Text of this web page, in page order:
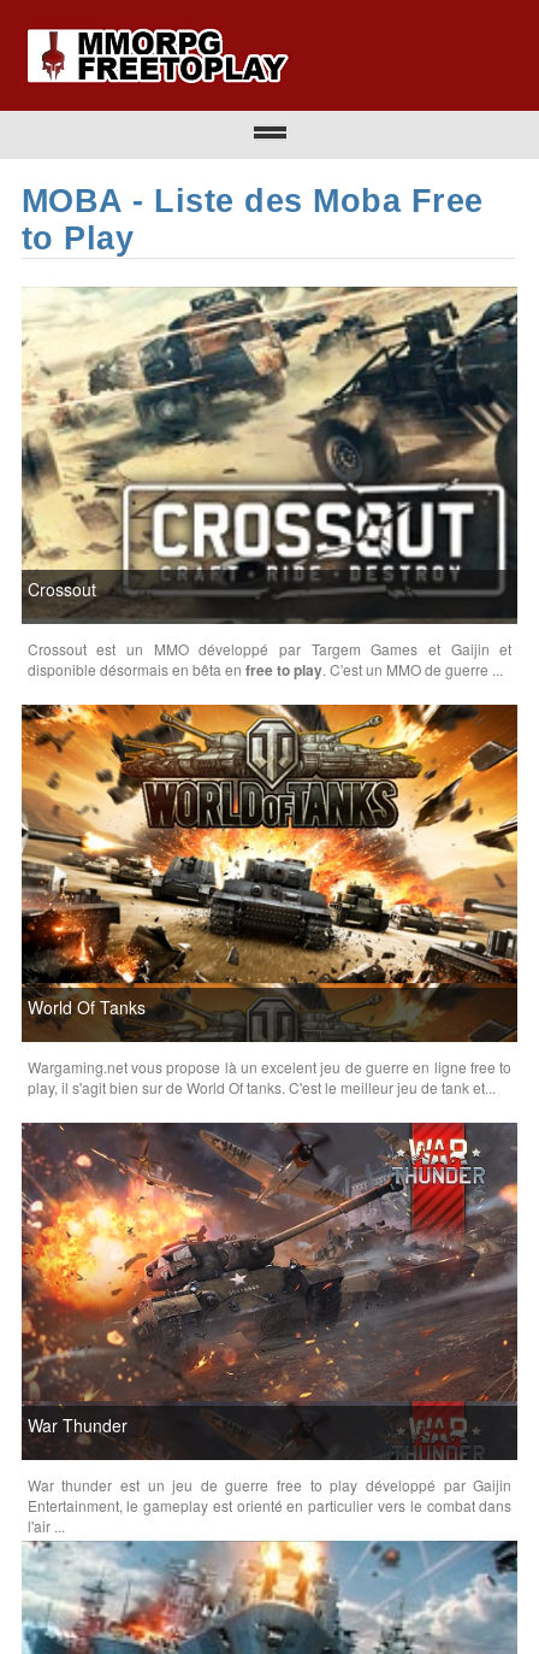
MOBA - Liste des Moba Free
to Play
Crossout
Crossout est un MMO développé par Targem Games et Gaijin et
disponible désormais en bêta en free to play. C'est un MMO de guerre ...
World Of Tanks
Wargaming.net vous propose là un excelent jeu de guerre en ligne free to
play, il s'agit bien sur de World Of tanks. C'est le meilleur jeu de tank et...
War Thunder
War thunder est un jeu de guerre free to play développé par Gaijin
Entertainment, le gameplay est orienté en particulier vers le combat dans
l'air ...